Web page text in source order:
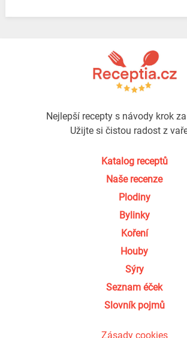
Nejlepší recepty s návody krok
Užijte si čistou radost z
Katalog receptů
Naše recenze
Plodiny
Bylinky
Koření
Houby
Sýry
Seznam éček
Slovník pojmů
Zásady cookies